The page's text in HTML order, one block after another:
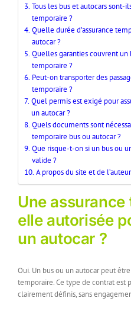
Tous les bus et autocars sont-
temporaire ?
Quelle durée d’assurance
autocar ?
Quelles garanties couvrent un
temporaire ?
Peut-on transporter des
temporaire ?
Quel permis est exigé pour
un autocar ?
Quels documents sont
temporaire bus ou autocar ?
Que risque-t-on si un bus ou
valide ?
A propos du site et de l’auteur
Une
elle autorisée
un autocar ?
Oui. Un bus ou un autocar peut
temporaire. Ce type de contrat est
clairement définis, sans